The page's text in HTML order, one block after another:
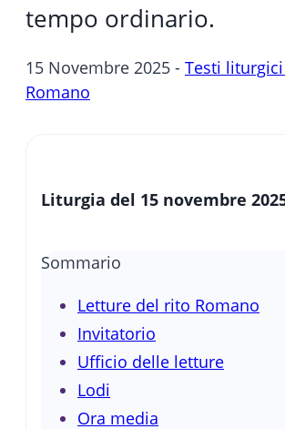
tempo ordinario.
15 Novembre 2025 - Testi
Romano
Liturgia del 15 novembre
Sommario
Letture del rito Romano
Invitatorio
Ufficio delle letture
Lodi
Ora media